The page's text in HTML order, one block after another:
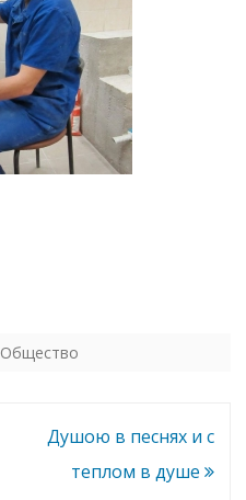
Общество
Душою в песнях и с
теплом в душе